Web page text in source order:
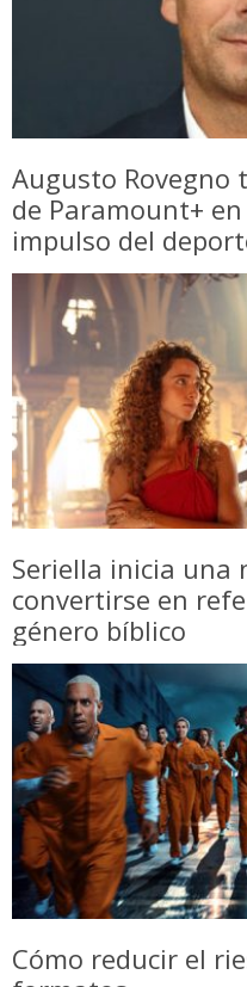
Augusto Rovegno
de Paramount+
impulso del
Seriella inicia una
convertirse en
género bíblico
Cómo reducir el